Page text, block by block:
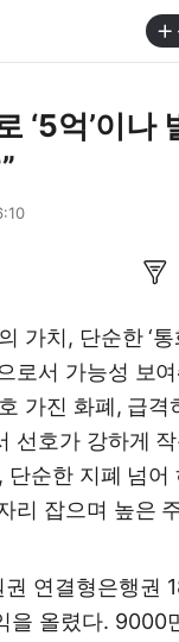
‘5억’이나
가치, 단순한 ‘
로서 가능성 보여
가진 화폐, 급
선호가 강하게 작
단순한 지폐 넘어
리 잡으며 높은
연결형은행권
을 올렸다. 9000